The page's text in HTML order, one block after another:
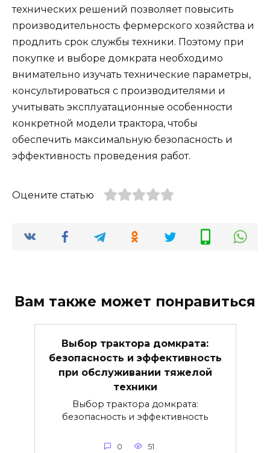
технических решений позволяет повысить
производительность фермерского хозяйства и
продлить срок службы техники. Поэтому при
покупке и выборе домкрата необходимо
внимательно изучать технические параметры,
консультироваться с производителями и
учитывать эксплуатационные особенности
конкретной модели трактора, чтобы
обеспечить максимальную безопасность и
эффективность проведения работ.
Оцените статью
Вам также может понравиться
Выбор трактора домкрата:
безопасность и эффективность
при обслуживании тяжелой
техники
Выбор трактора домкрата:
безопасность и эффективность
0 51